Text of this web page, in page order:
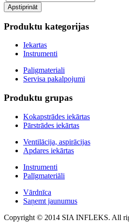
Produktu kategorijas
Iekartas
Instrumenti
Paligmateriali
Servisa pakalpojumi
Produktu grupas
Kokapstrādes iekārtas
Pārstrādes iekārtas
Ventilācija, aspirācijas
Apdares iekārtas
Instrumenti
Palīgmateriāli
Vārdnīca
Saņemt jaunumus
Copyright © 2014 SIA INFLEKS. All